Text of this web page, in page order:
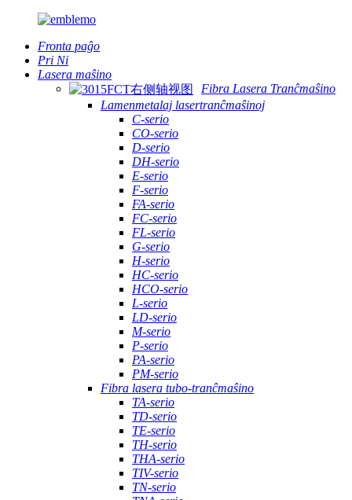
Fronta paĝo
Pri Ni
Lasera maŝino
Fibra Lasera Tranĉmaŝino
Lamenmetalaj lasertranĉmaŝinoj
C-serio
CO-serio
D-serio
DH-serio
E-serio
F-serio
FA-serio
FC-serio
FL-serio
G-serio
H-serio
HC-serio
HCO-serio
L-serio
LD-serio
M-serio
P-serio
PA-serio
PM-serio
Fibra lasera tubo-tranĉmaŝino
TA-serio
TD-serio
TE-serio
TH-serio
THA-serio
TIV-serio
TN-serio